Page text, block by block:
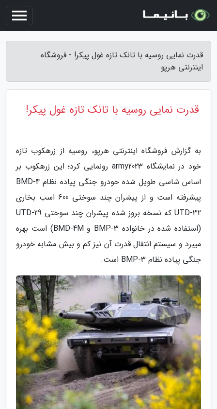
قدرت نمایی روسیه با تانک تازه غول پیکر! - فروشگاه
اینترنتی هرپو
قدرت نمایی روسیه با تانک تازه غول پیکر!
به گزارش فروشگاه اینترنتی هرپو، روسیه از زرهکوب تازه
خود در نمایشگاه army2023 رونمایی کرد؛ این زرهکوب بر
اساس شاسی طویل شده خودرو جنگی پیاده نظام BMD-4
پیشرفته است و از پیشران چند سوختی 600 اسب بخاری
UTD-32 که نسخه بروز شده پیشران چند سوختی UTD-29
(استفاده شده در خانواده BMP-3 و BMD-4M) است بهره
میبرد و سیستم انتقال قدرت آن نیز کم و بیش مشابه خودرو
جنگی پیاده نظام BMP-3 است.